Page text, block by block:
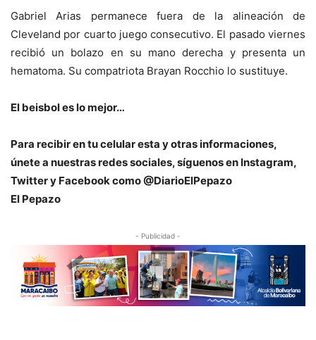
Gabriel Arias permanece fuera de la alineación de
Cleveland por cuarto juego consecutivo. El pasado viernes
recibió un bolazo en su mano derecha y presenta un
hematoma. Su compatriota Brayan Rocchio lo sustituye.
El beisbol es lo mejor…
Para recibir en tu celular esta y otras informaciones,
únete a nuestras redes sociales, síguenos en Instagram,
Twitter y Facebook como @DiarioElPepazo
El Pepazo
- Publicidad -